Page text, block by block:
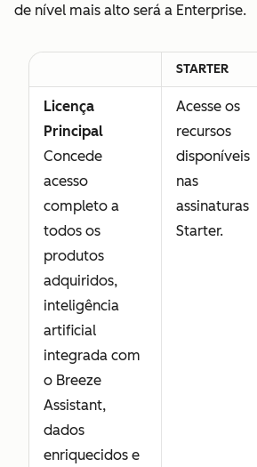
de nível mais alto será a Enterprise.
STARTER
Licença
Principal
Concede
acesso
completo a
todos os
produtos
adquiridos,
inteligência
artificial
integrada com
o Breeze
Assistant,
dados
enriquecidos e
Acesse os
recursos
disponíveis
nas
assinaturas
Starter.